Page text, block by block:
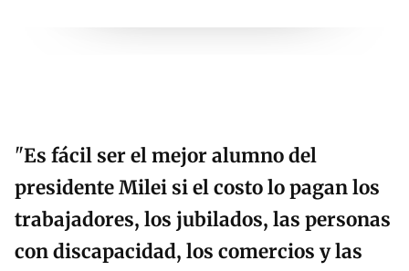
"Es fácil ser el mejor alumno del
presidente Milei si el costo lo pagan los
trabajadores, los jubilados, las personas
con discapacidad, los comercios y las